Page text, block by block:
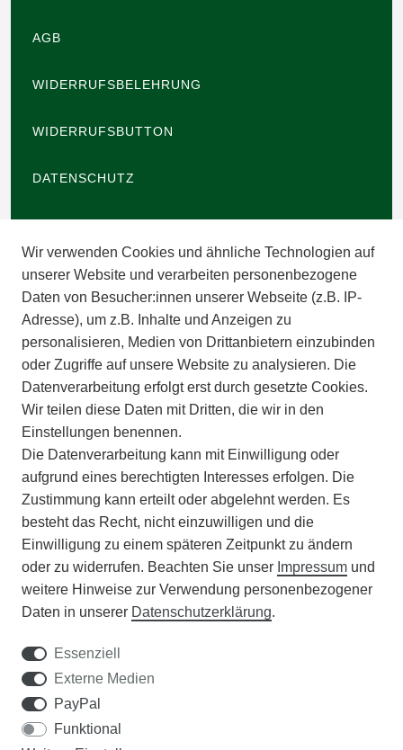
AGB
WIDERRUFSBELEHRUNG
WIDERRUFSBUTTON
DATENSCHUTZ
IMPRESSUM
INFORMATIONEN
ZAHLUNGSARTEN
VERSAND
BATTERIEENTSORGUNG
VERANSTALTUNGEN
APOTHEKERSCHRANK
WISSENSWERTES
DER WEG ZUM TRAUMRASEN
Samen Rohde GmbH
Wir verwenden Cookies und ähnliche Technologien auf
unserer Website und verarbeiten personenbezogene
Daten von Besucher:innen unserer Webseite (z.B. IP-
Adresse), um z.B. Inhalte und Anzeigen zu
personalisieren, Medien von Drittanbietern einzubinden
oder Zugriffe auf unsere Website zu analysieren. Die
Datenverarbeitung erfolgt erst durch gesetzte Cookies.
Wir teilen diese Daten mit Dritten, die wir in den
Einstellungen benennen.
Die Datenverarbeitung kann mit Einwilligung oder
aufgrund eines berechtigten Interesses erfolgen. Die
Zustimmung kann erteilt oder abgelehnt werden. Es
besteht das Recht, nicht einzuwilligen und die
Einwilligung zu einem späteren Zeitpunkt zu ändern
oder zu widerrufen. Beachten Sie unser Impressum und
weitere Hinweise zur Verwendung personenbezogener
Daten in unserer Daten­schutz­erklärung.
Essenziell
Externe Medien
PayPal
Funktional